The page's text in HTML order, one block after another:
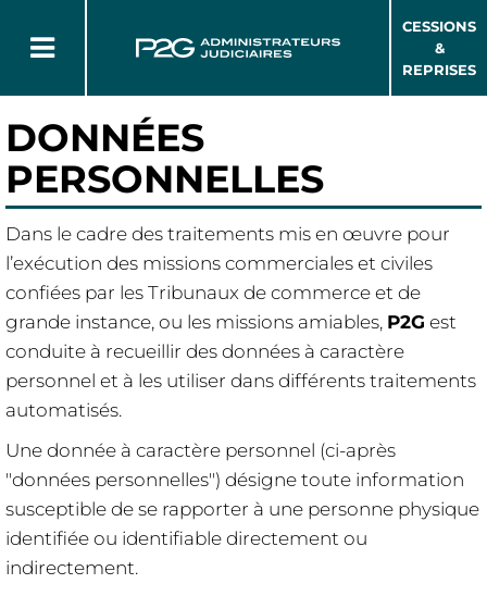
CESSIONS
&
REPRISES
DONNÉES
PERSONNELLES
Dans le cadre des traitements mis en œuvre pour
l’exécution des missions commerciales et civiles
confiées par les Tribunaux de commerce et de
grande instance, ou les missions amiables, P2G est
conduite à recueillir des données à caractère
personnel et à les utiliser dans différents traitements
automatisés.
Une donnée à caractère personnel (ci-après
"données personnelles") désigne toute information
susceptible de se rapporter à une personne physique
identifiée ou identifiable directement ou
indirectement.